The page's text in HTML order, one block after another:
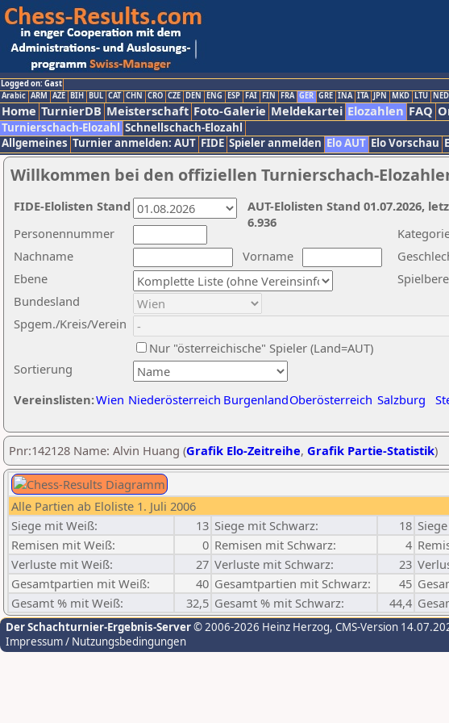
Logged on: Gast
Arabic ARM AZE BIH BUL CAT CHN CRO CZE DEN ENG ESP FAI FIN FRA GER GRE INA ITA JPN MKD LTU NED
Home TurnierDB Meisterschaft Foto-Galerie Meldekartei Elozahlen FAQ
Turnierschach-Elozahl Schnellschach-Elozahl
Allgemeines Turnier anmelden: AUT FIDE Spieler anmelden Elo AUT Elo Vorschau
Willkommen bei den offiziellen Turnierschach-
Nachname
Vorname
Ebene
Sortierung
Personennummer
Bundesland
Spgem./Kreis/Verein
Nur "österreichische" Spieler (Land=AUT)
Vereinslisten:Wien Niederösterreich BurgenlandOberösterreich Salzburg
AUT-Elolisten Stand 01.07.2026,
6.936
FIDE-Elolisten Stand
Pnr:142128 Name: Alvin Huang (Grafik Elo-Zeitreihe, Grafik Partie-Statistik)
Alle Partien ab Eloliste 1. Juli 2006
Siege mit Weiß:
13 Siege mit Schwarz: 18
Remisen mit Weiß:
0 Remisen mit Schwarz: 4
Verluste mit Weiß:
27 Verluste mit Schwarz: 23
Gesamtpartien mit Weiß:
40 Gesamtpartien mit Schwarz: 45
Gesamt % mit Weiß:
32,5 Gesamt % mit Schwarz: 44,4
Der Schachturnier-Ergebnis-Server© 2006-2026 Heinz Herzog, CMS-Version
Impressum / Nutzungsbedingungen